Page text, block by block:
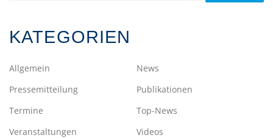
KATEGORIEN
Allgemein
News
Pressemitteilung
Publikationen
Termine
Top-News
Veranstaltungen
Videos